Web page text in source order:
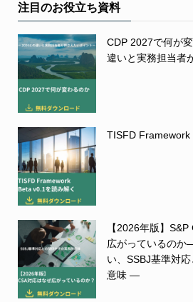
注目のお役立ち資料
CDP 2027で何が
違いと実務担当者
TISFD Framework
【2026年版】
広がっているのか
い、SSBJ基準対
意味 ―